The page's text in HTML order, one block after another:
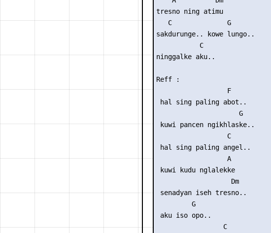
tresno ning atimu
   C              G
sakdurunge.. kowe lungo..
           C
ninggalke aku..
Reff :
                  F
hal sing paling abot..
                     G
kuwi pancen ngikhlaske..
                  C
hal sing paling angel..
                  A
kuwi kudu nglalekke
                   Dm
senadyan iseh tresno..
         G
aku iso opo..
                 C